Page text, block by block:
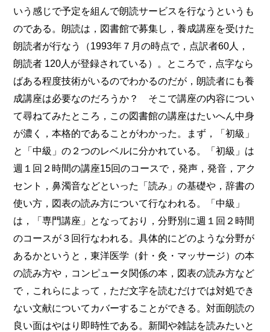
いう感じで予定を組んで朗読サービスを行なうというも
のである。朗読は，図書館で募集し，養成講座を受けた
朗読者が行なう（1993年７月の時点で，点訳者60人，
朗読者 120人が登録されている）。ところで，点字なら
ばある程度技術がいるのでわかるのだが，朗読者にも養
成講座は必要なのだろうか？ そこで講座の内容につい
て尋ねてみたところ，この図書館の講座はたいへん中身
が濃く，本格的であることがわかった。まず，「初級」
と「中級」の２つのレベルに分かれている。「初級」は
週１回２時間の講座15回のコースで，発声，発音，アク
セント，鼻濁音などといった「読み」の基礎や，辞書の
使い方，図表の読み方について行なわれる。「中級」
は，「専門講座」となっており，分野別に週１回２時間
のコースが３回行なわれる。具体的にどのような分野が
あるかというと，東洋医学（針・灸・マッサージ）の本
の読み方や，コンピュータ関係の本，図表の読み方など
で，これらによって，ただ文字を読むだけでは対処でき
ない文献についてカバーすることができる。対面朗読の
良い面はやはり即時性である。新聞や雑誌を読みたいと